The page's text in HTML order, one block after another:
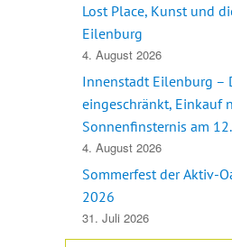
des internationalen
Lost Place, Kunst und
Eilenburg
4. August 2026
Innenstadt Eilenburg –
eingeschränkt, Einkauf
Sonnenfinsternis am
4. August 2026
Sommerfest der Aktiv-
2026
31. Juli 2026